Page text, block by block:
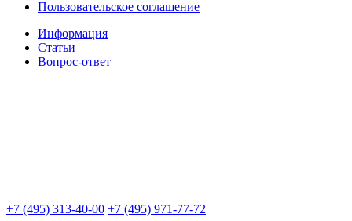
Пользовательское соглашение
Информация
Статьи
Вопрос-ответ
+7 (495) 313-40-00 +7 (495) 971-77-72